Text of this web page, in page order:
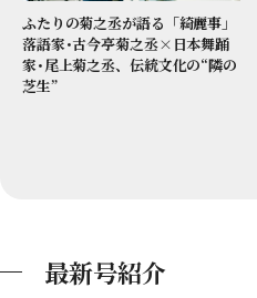
ふたりの菊之丞が語る「綺麗事」
落語家･古今亭菊之丞×日本舞踊
家･尾上菊之丞、伝統文化の“隣の
芝生”
最新号紹介